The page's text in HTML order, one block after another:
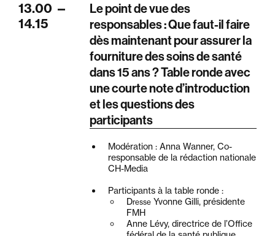
13.00 —
14.15
Le point de vue des
responsables : Que faut-il faire
dès maintenant pour assurer la
fourniture des soins de santé
dans 15 ans ? Table ronde avec
une courte note d’introduction
et les questions des
participants
Modération : Anna Wanner, Co-
responsable de la rédaction nationale
CH-Media
Participants à la table ronde :
Dresse Yvonne Gilli, présidente
FMH
Anne Lévy, directrice de l’Office